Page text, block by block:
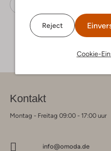
Reject
Cookie-
Kontakt
Montag - Freitag 09:00 - 17:00 uur
info@omoda.de